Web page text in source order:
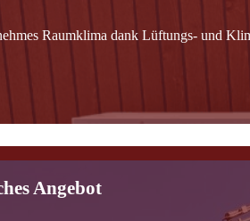
Raumklima dank Lüftungs- und
Angebot